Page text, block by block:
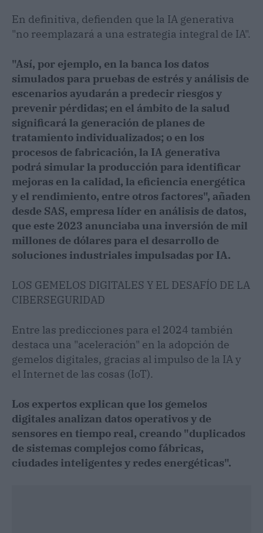
En definitiva, defienden que la IA generativa
"no reemplazará a una estrategia integral de IA".
"Así, por ejemplo, en la banca los datos
simulados para pruebas de estrés y análisis de
escenarios ayudarán a predecir riesgos y
prevenir pérdidas; en el ámbito de la salud
significará la generación de planes de
tratamiento individualizados; o en los
procesos de fabricación, la IA generativa
podrá simular la producción para identificar
mejoras en la calidad, la eficiencia energética
y el rendimiento, entre otros factores", añaden
desde SAS, empresa líder en análisis de datos,
que este 2023 anunciaba una inversión de mil
millones de dólares para el desarrollo de
soluciones industriales impulsadas por IA.
LOS GEMELOS DIGITALES Y EL DESAFÍO DE LA
CIBERSEGURIDAD
Entre las predicciones para el 2024 también
destaca una "aceleración" en la adopción de
gemelos digitales, gracias al impulso de la IA y
el Internet de las cosas (IoT).
Los expertos explican que los gemelos
digitales analizan datos operativos y de
sensores en tiempo real, creando "duplicados
de sistemas complejos como fábricas,
ciudades inteligentes y redes energéticas".